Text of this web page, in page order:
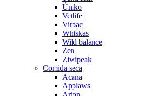
Úniko
Vetlife
Virbac
Whiskas
Wild balance
Zen
Ziwipeak
Comida seca
Acana
Applaws
Arion